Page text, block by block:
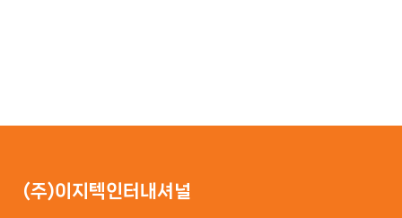
(주)이지텍인터내셔널